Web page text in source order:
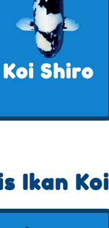
Koi Shiro
Ikan Koi